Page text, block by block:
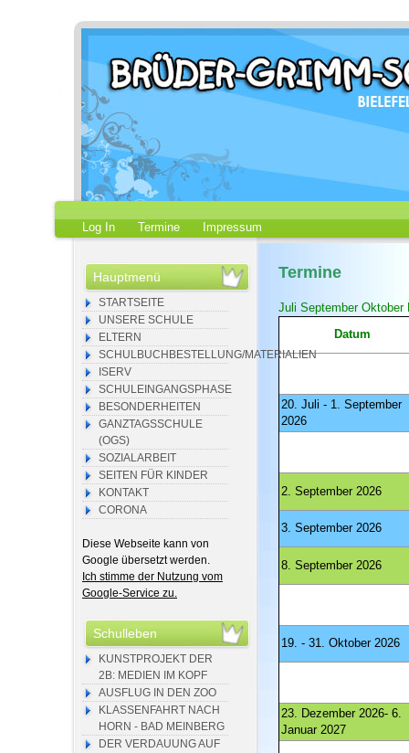
Log In Termine Impressum
Hauptmenü
STARTSEITE
UNSERE SCHULE
ELTERN
SCHULBUCHBESTELLUNG/MATERIALIEN
ISERV
SCHULEINGANGSPHASE
BESONDERHEITEN
GANZTAGSSCHULE
(OGS)
SOZIALARBEIT
SEITEN FÜR KINDER
KONTAKT
CORONA
Diese Webseite kann von
Google übersetzt werden.
Ich stimme der Nutzung vom
Google-Service zu.
Schulleben
KUNSTPROJEKT DER
2B: MEDIEN IM KOPF
AUSFLUG IN DEN ZOO
KLASSENFAHRT NACH
HORN - BAD MEINBERG
DER VERDAUUNG AUF
Termine
Juli September Oktober
Datum
20. Juli - 1. September
2026
2. September 2026
3. September 2026
8. September 2026
19. - 31. Oktober 2026
23. Dezember 2026- 6.
Januar 2027